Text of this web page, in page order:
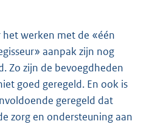
werken met de «één
aanpak zijn nog
Zo zijn de bevoegdheden
goed geregeld. En ook is
geregeld dat
zorg en ondersteuning aan